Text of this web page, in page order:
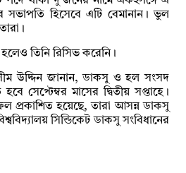
সভাপতি হিসেবে এটি বেমানান। ভুল
তিনি রিসিভ করেনি।
উদ্দিন জানান, ডাকসু ও হল সংসদ
সেপ্টেম্বর মাসের দ্বিতীয় সপ্তাহে।
প্রকাশিত হয়েছে, তারা আসন্ন ডাকসু
সিন্ডিকেট ডাকসু সংবিধানের